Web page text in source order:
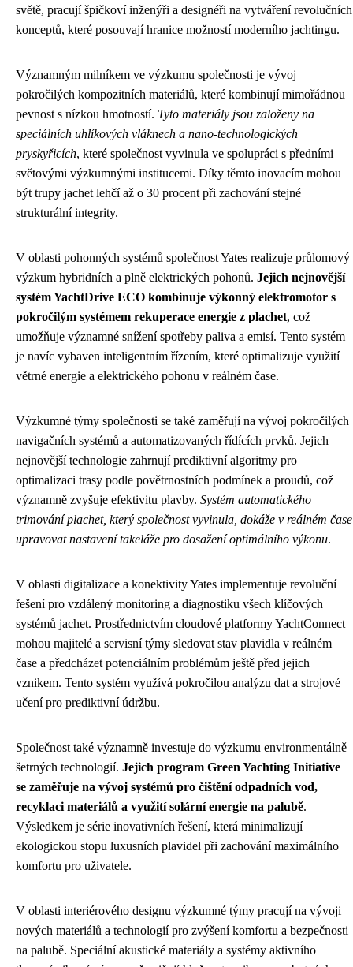
světě, pracují špičkoví inženýři a designéři na vytváření revolučních
konceptů, které posouvají hranice možností moderního jachtingu.
Významným milníkem ve výzkumu společnosti je vývoj
pokročilých kompozitních materiálů, které kombinují mimořádnou
pevnost s nízkou hmotností. Tyto materiály jsou založeny na
speciálních uhlíkových vláknech a nano-technologických
pryskyřicích, které společnost vyvinula ve spolupráci s předními
světovými výzkumnými institucemi. Díky těmto inovacím mohou
být trupy jachet lehčí až o 30 procent při zachování stejné
strukturální integrity.
V oblasti pohonných systémů společnost Yates realizuje průlomový
výzkum hybridních a plně elektrických pohonů. Jejich nejnovější
systém YachtDrive ECO kombinuje výkonný elektromotor s
pokročilým systémem rekuperace energie z plachet, což
umožňuje významné snížení spotřeby paliva a emisí. Tento systém
je navíc vybaven inteligentním řízením, které optimalizuje využití
větrné energie a elektrického pohonu v reálném čase.
Výzkumné týmy společnosti se také zaměřují na vývoj pokročilých
navigačních systémů a automatizovaných řídících prvků. Jejich
nejnovější technologie zahrnují prediktivní algoritmy pro
optimalizaci trasy podle povětrnostních podmínek a proudů, což
významně zvyšuje efektivitu plavby. Systém automatického
trimování plachet, který společnost vyvinula, dokáže v reálném čase
upravovat nastavení takeláže pro dosažení optimálního výkonu.
V oblasti digitalizace a konektivity Yates implementuje revoluční
řešení pro vzdálený monitoring a diagnostiku všech klíčových
systémů jachet. Prostřednictvím cloudové platformy YachtConnect
mohou majitelé a servisní týmy sledovat stav plavidla v reálném
čase a předcházet potenciálním problémům ještě před jejich
vznikem. Tento systém využívá pokročilou analýzu dat a strojové
učení pro prediktivní údržbu.
Společnost také významně investuje do výzkumu environmentálně
šetrných technologií. Jejich program Green Yachting Initiative
se zaměřuje na vývoj systémů pro čištění odpadních vod,
recyklaci materiálů a využití solární energie na palubě.
Výsledkem je série inovativních řešení, která minimalizují
ekologickou stopu luxusních plavidel při zachování maximálního
komfortu pro uživatele.
V oblasti interiérového designu výzkumné týmy pracují na vývoji
nových materiálů a technologií pro zvýšení komfortu a bezpečnosti
na palubě. Speciální akustické materiály a systémy aktivního